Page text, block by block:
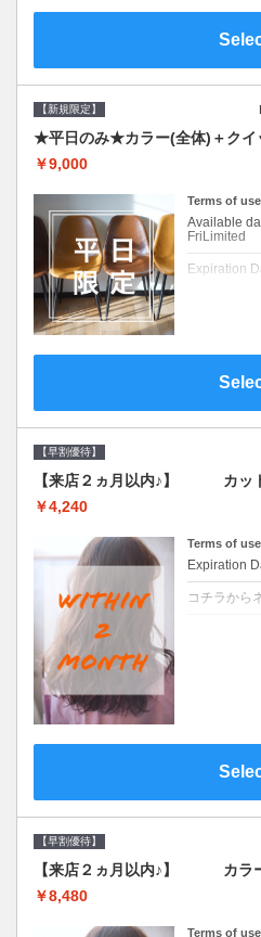
平日クーポ
提案させて
【新規限定】
★平日のみ★カラー(全体)＋クイ
￥9,000
Terms of use
Available
FriLimited
Expiration
新規限定の
平日クーポ
提案させて
【早割優待】
【来店２ヵ月以内♪】 カ
￥4,240
Terms of use
Expiration
コチラから
【早割優待】
【来店２ヵ月以内♪】 カラ
￥8,480
Terms of use